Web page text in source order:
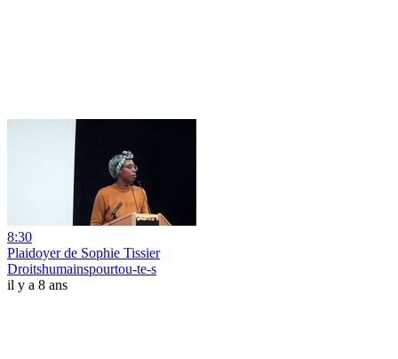
8:30
Plaidoyer de Sophie Tissier
Droitshumainspourtou-te-s
il y a 8 ans